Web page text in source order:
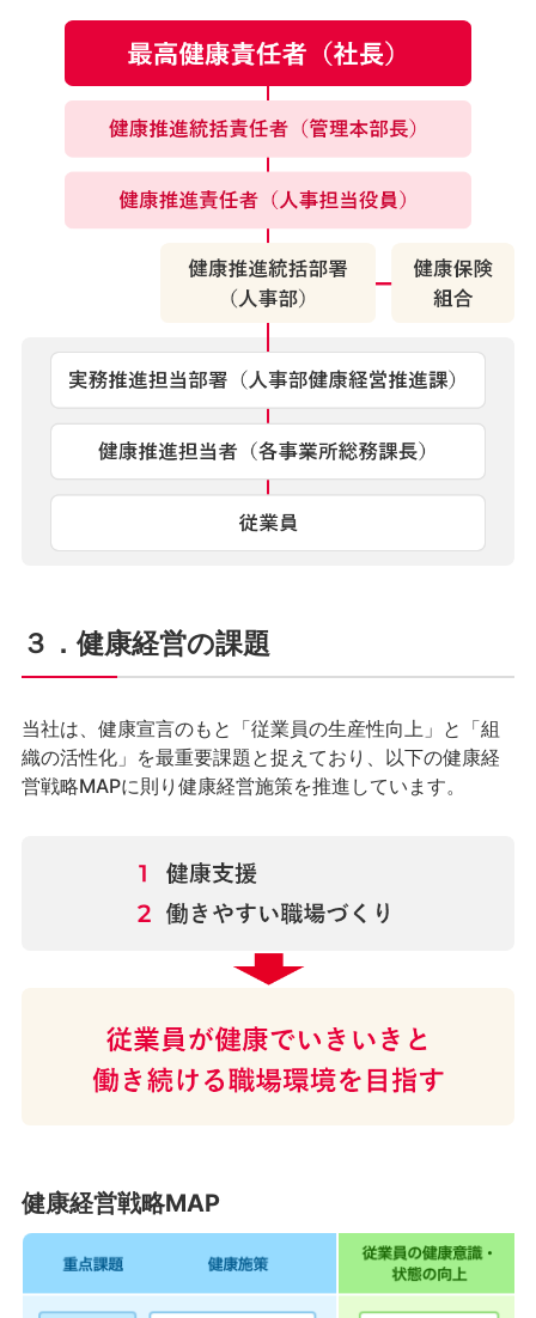
３．健康経営の課題
当社は、健康宣言のもと「従業員の生産性向上」と「組
織の活性化」を最重要課題と捉えており、以下の健康経
営戦略MAPに則り健康経営施策を推進しています。
健康経営戦略MAP